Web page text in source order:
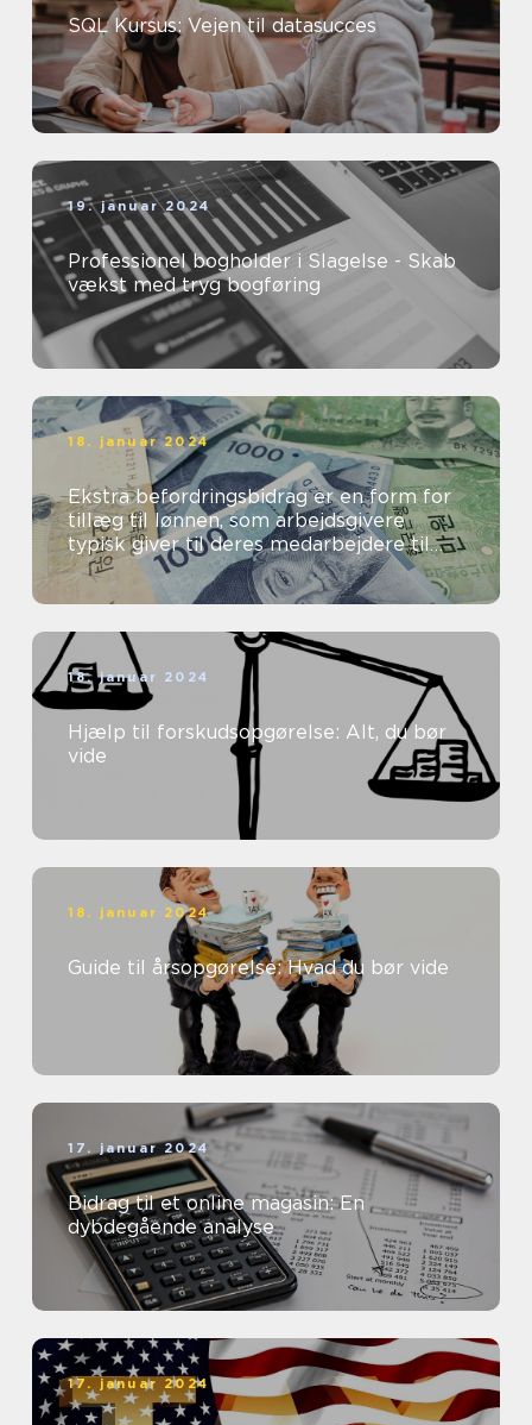
SQL Kursus: Vejen til datasucces
19. januar 2024
Professionel bogholder i Slagelse - Skab
vækst med tryg bogføring
18. januar 2024
Ekstra befordringsbidrag er en form for
tillæg til lønnen, som arbejdsgivere
typisk giver til deres medarbejdere til
dækning af transportomkostninger ...
18. januar 2024
Hjælp til forskudsopgørelse: Alt, du bør
vide
18. januar 2024
Guide til årsopgørelse: Hvad du bør vide
17. januar 2024
Bidrag til et online magasin: En
dybdegående analyse
17. januar 2024